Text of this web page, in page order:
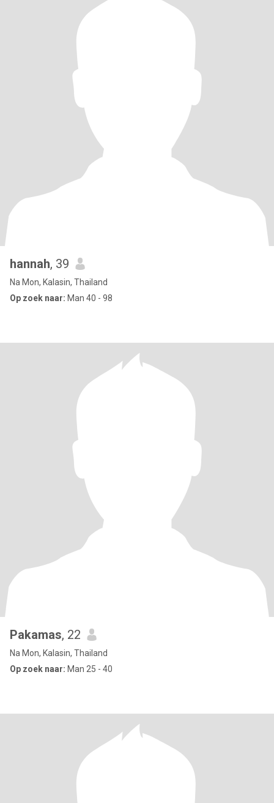
hannah, 39
Na Mon, Kalasin, Thailand
Op zoek naar: Man 40 - 98
Pakamas, 22
Na Mon, Kalasin, Thailand
Op zoek naar: Man 25 - 40